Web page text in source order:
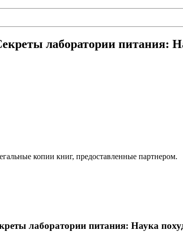
лаборатории питания:
копии книг, предоставленные партнером.
лаборатории питания: Наука